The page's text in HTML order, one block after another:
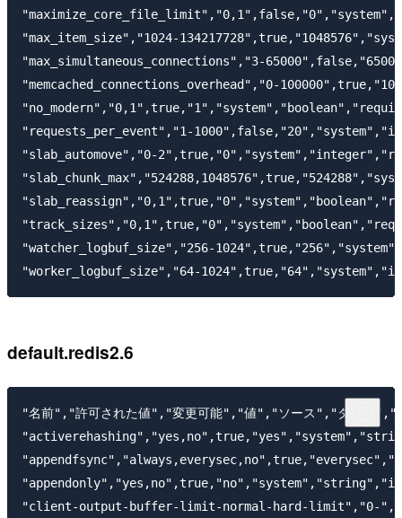
"max_item_size","1024-
"max_simultaneous_connections","3-
"memcached_connections_overhead","0-
"requests_per_event","1-
"slab_automove","0-
"watcher_logbuf_size","256-
default.redis2.6
"名前","許可された値","変更可能","値","ソース","タイプ","
"client-output-buffer-limit-normal-hard-limit","0-